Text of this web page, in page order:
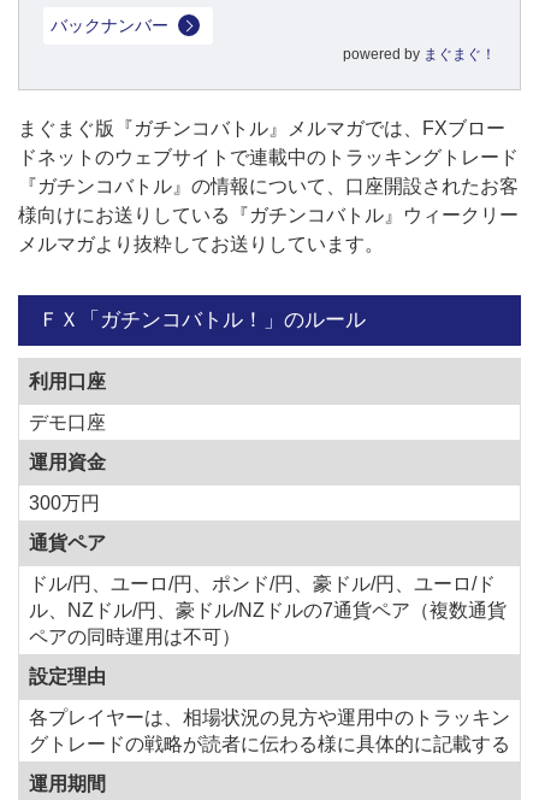
バックナンバー
powered by まぐまぐ！
まぐまぐ版『ガチンコバトル』メルマガでは、FXブロー
ドネットのウェブサイトで連載中のトラッキングトレード
『ガチンコバトル』の情報について、口座開設されたお客
様向けにお送りしている『ガチンコバトル』ウィークリー
メルマガより抜粋してお送りしています。
ＦＸ「ガチンコバトル！」のルール
利用口座
デモ口座
運用資金
300万円
通貨ペア
ドル/円、ユーロ/円、ポンド/円、豪ドル/円、ユーロ/ド
ル、NZドル/円、豪ドル/NZドルの7通貨ペア（複数通貨
ペアの同時運用は不可）
設定理由
各プレイヤーは、相場状況の見方や運用中のトラッキン
グトレードの戦略が読者に伝わる様に具体的に記載する
運用期間